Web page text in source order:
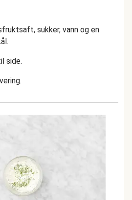
sukker, vann og en
side.